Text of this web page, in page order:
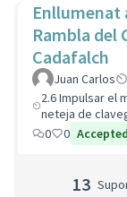
Enllumenat
Rambla del
Cadafalch
Juan Carlos
2.6 Impulsar el
neteja de
0
0 Accepted
13